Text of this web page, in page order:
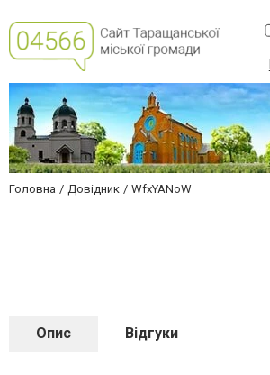
Головна Довідник WfxYANoW
Опис Відгуки